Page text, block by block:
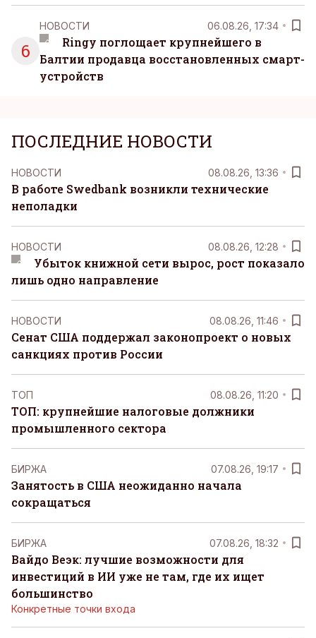
6
НОВОСТИ 06.08.26, 17:34
Ringy поглощает крупнейшего в
Балтии продавца восстановленных смарт-
устройств
ПОСЛЕДНИЕ НОВОСТИ
НОВОСТИ 08.08.26, 13:36
В работе Swedbank возникли технические
неполадки
НОВОСТИ 08.08.26, 12:28
Убыток книжной сети вырос, рост показало
лишь одно направление
НОВОСТИ 08.08.26, 11:46
Сенат США поддержал законопроект о новых
санкциях против России
ТОП 08.08.26, 11:20
ТОП: крупнейшие налоговые должники
промышленного сектора
БИРЖА 07.08.26, 19:17
Занятость в США неожиданно начала
сокращаться
БИРЖА 07.08.26, 18:32
Вайдо Веэк: лучшие возможности для
инвестиций в ИИ уже не там, где их ищет
большинство
Конкретные точки входа